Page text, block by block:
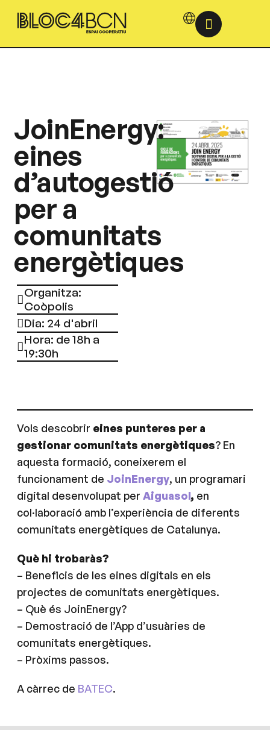
JoinEnergy:
eines
d’autogestió
per a
comunitats
energètiques
Organitza:
Coòpolis
Dia: 24 d'abril
Hora: de 18h a
19:30h
Vols descobrir eines punteres per a
gestionar comunitats energètiques? En
aquesta formació, coneixerem el
funcionament de JoinEnergy, un programari
digital desenvolupat per Aiguasol, en
col·laboració amb l’experiència de diferents
comunitats energètiques de Catalunya.
Què hi trobaràs?
– Beneficis de les eines digitals en els
projectes de comunitats energètiques.
– Què és JoinEnergy?
– Demostració de l’App d’usuàries de
comunitats energètiques.
– Pròxims passos.
A càrrec de BATEC.